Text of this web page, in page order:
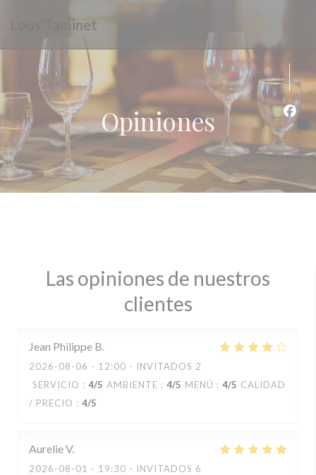
Loos'Taminet
Opiniones
Las opiniones de nuestros
clientes
Jean Philippe B
2026-08-06 - 12:00 - INVITADOS 2
SERVICIO : 4/5 AMBIENTE : 4/5 MENÚ : 4/5 CALIDAD
/ PRECIO : 4/5
AurelieV
2026-08-01 - 19:30 - INVITADOS 6